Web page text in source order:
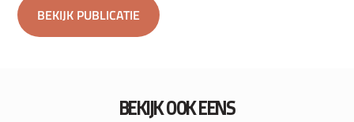
BEKIJK PUBLICATIE
BEKIJK OOK EENS